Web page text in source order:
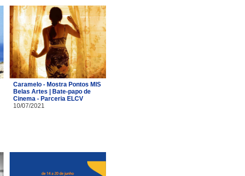
Caramelo - Mostra Pontos MIS
Belas Artes | Bate-papo de
Cinema - Parceria ELCV
10/07/2021